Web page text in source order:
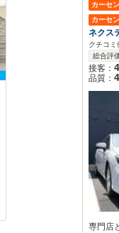
カーセ
カーセ
ネクス
クチコミ
総合評
接客：
品質：
専門店